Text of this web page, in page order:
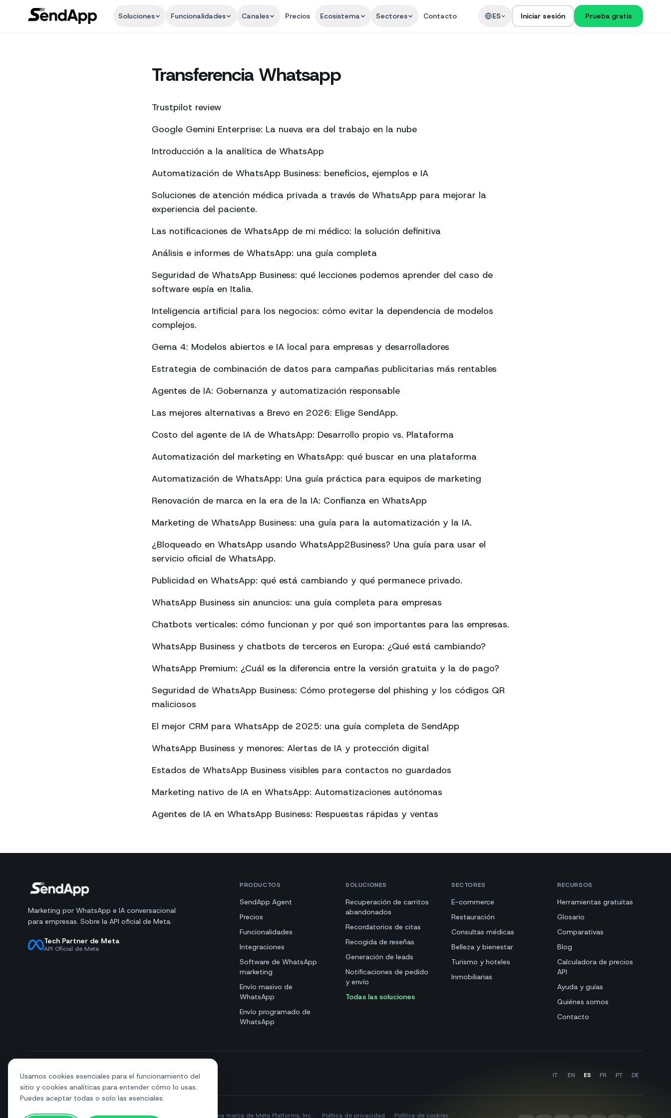
Usamos cookies esenciales para el funcionamiento del
sitio y cookies analíticas para entender cómo lo usas.
Puedes aceptar todas o solo las esenciales.
Soluciones Funcionalidades Canales Precios Ecosistema Sectores Contacto ES Iniciar sesión Prueba gratis
Transferencia Whatsapp
Trustpilot review
Google Gemini Enterprise: La nueva era del trabajo en la nube
Introducción a la analítica de WhatsApp
Automatización de WhatsApp Business: beneficios, ejemplos e IA
Soluciones de atención médica privada a través de WhatsApp para mejorar la
experiencia del paciente.
Las notificaciones de WhatsApp de mi médico: la solución definitiva
Análisis e informes de WhatsApp: una guía completa
Seguridad de WhatsApp Business: qué lecciones podemos aprender del caso de
software espía en Italia.
Inteligencia artificial para los negocios: cómo evitar la dependencia de modelos
complejos.
Gema 4: Modelos abiertos e IA local para empresas y desarrolladores
Estrategia de combinación de datos para campañas publicitarias más rentables
Agentes de IA: Gobernanza y automatización responsable
Las mejores alternativas a Brevo en 2026: Elige SendApp.
Costo del agente de IA de WhatsApp: Desarrollo propio vs. Plataforma
Automatización del marketing en WhatsApp: qué buscar en una plataforma
Automatización de WhatsApp: Una guía práctica para equipos de marketing
Renovación de marca en la era de la IA: Confianza en WhatsApp
Marketing de WhatsApp Business: una guía para la automatización y la IA.
¿Bloqueado en WhatsApp usando WhatsApp2Business? Una guía para usar el
servicio oficial de WhatsApp.
Publicidad en WhatsApp: qué está cambiando y qué permanece privado.
WhatsApp Business sin anuncios: una guía completa para empresas
Chatbots verticales: cómo funcionan y por qué son importantes para las empresas.
WhatsApp Business y chatbots de terceros en Europa: ¿Qué está cambiando?
WhatsApp Premium: ¿Cuál es la diferencia entre la versión gratuita y la de pago?
Seguridad de WhatsApp Business: Cómo protegerse del phishing y los códigos QR
maliciosos
El mejor CRM para WhatsApp de 2025: una guía completa de SendApp
WhatsApp Business y menores: Alertas de IA y protección digital
Estados de WhatsApp Business visibles para contactos no guardados
Marketing nativo de IA en WhatsApp: Automatizaciones autónomas
Agentes de IA en WhatsApp Business: Respuestas rápidas y ventas
Marketing por WhatsApp e IA conversacional
para empresas. Sobre la API oficial de Meta.
Tech Partner de Meta
API Oficial de Meta
PRODUCTOS
SendApp Agent
Precios
Funcionalidades
Integraciones
Software de WhatsApp
marketing
Envío masivo de
WhatsApp
Envío programado de
WhatsApp
SOLUCIONES
Recuperación de carritos
abandonados
Recordatorios de citas
Recogida de reseñas
Generación de leads
Notificaciones de pedido
y envío
Todas las soluciones
SECTORES
E-commerce
Restauración
Consultas médicas
Belleza y bienestar
Turismo y hoteles
Inmobiliarias
RECURSOS
Herramientas gratuitas
Glosario
Comparativas
Blog
Calculadora de precios
API
Ayuda y guías
Quiénes somos
Contacto
+39 081 544 7792info@sendapp.live IT EN ES FR PT DE
© 2026 SendApp. Todos los derechos reservados. WhatsApp es una marca de Meta Platforms, Inc. · Política de privacidad · Política de cookies ·